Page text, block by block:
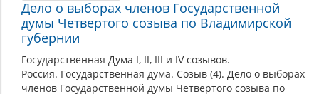
Дело о выборах членов Государственной
думы Четвертого созыва по Владимирской
губернии
Государственная Дума I, II, III и IV созывов.
Россия. Государственная дума. Созыв (4). Дело о выборах
членов Государственной думы Четвертого созыва по